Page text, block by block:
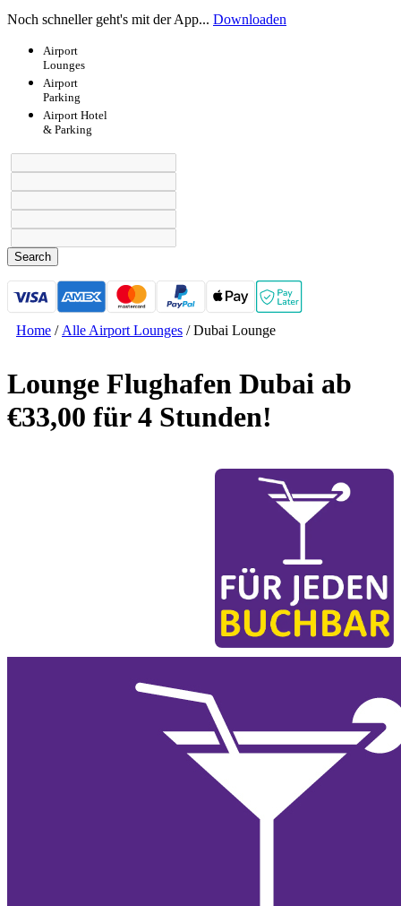
Noch schneller geht's mit der App... Downloaden
Airport
Lounges
Airport
Parking
Airport Hotel
& Parking
Search
Home / Alle Airport Lounges / Dubai Lounge
Lounge Flughafen Dubai ab
€33,00 für 4 Stunden!